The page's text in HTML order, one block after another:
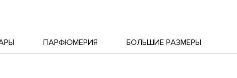
ПАРФЮМЕРИЯ БОЛЬШИЕ РАЗМЕРЫ